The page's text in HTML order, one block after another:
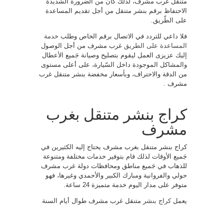
الاحتفاظ برقم بنشر متنقل من أجل تقديم المساعدة
على الطّريق.
فلا داعي للتردد في الاتصال برقم الخاص وطلب خدمة
المساعدة على الطريق غرب مشرف من أجل الوصول
إليك عزيزى العمل ليقوم بتصليح وصيانة جَميع الأعطال
والمشاكل الموجودة داخل السّيارة، على أعلى مستوى
من الدقة والاحتراف، وبأسعار مخفضة بنشر متنقل غرب
مشرف .
كراج بنشر متنقل بغرب
مشرف
كراج بنشر متنقل بغرب مشرف يحتاج إليه الكثيرين في
جَميع الأوقات لذلك قام بتوفير خدمات مختلفة ومتنوعة
للذهاب في جَميع مناطق ومحافظات دولة غرب مشرف
حولي والفروانية ومبارك الكبير والأحمدي وغيرها، فهو
متوفر على مدار اليوم خدمة متميزة 24 ساعة.
يعملكراج بنشر متنقل غرب مشرف طوال أيام السنة